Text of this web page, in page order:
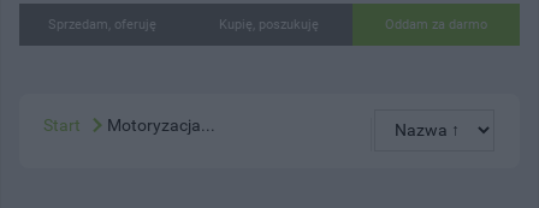
Sprzedam, oferuję Kupię, poszukuję Oddam za darmo
Start Motoryzacja...